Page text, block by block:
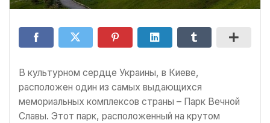
В культурном сердце Украины, в Киеве,
расположен один из самых выдающихся
мемориальных комплексов страны – Парк Вечной
Славы. Этот парк, расположенный на крутом